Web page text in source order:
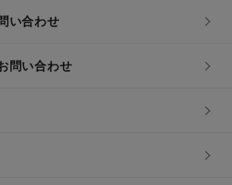
い合わせ
問い合わせ